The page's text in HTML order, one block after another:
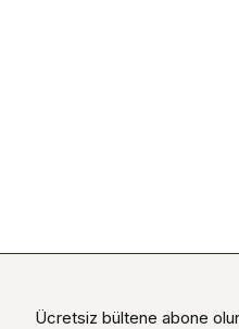
Ücretsiz bültene abone